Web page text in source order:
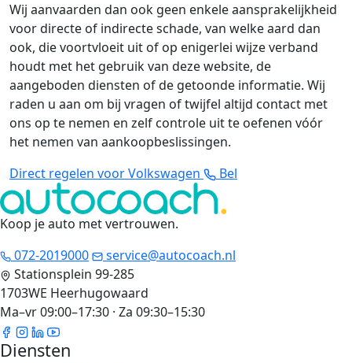
Wij aanvaarden dan ook geen enkele aansprakelijkheid
voor directe of indirecte schade, van welke aard dan
ook, die voortvloeit uit of op enigerlei wijze verband
houdt met het gebruik van deze website, de
aangeboden diensten of de getoonde informatie. Wij
raden u aan om bij vragen of twijfel altijd contact met
ons op te nemen en zelf controle uit te oefenen vóór
het nemen van aankoopbeslissingen.
Direct regelen voor Volkswagen
Bel
Koop je auto met vertrouwen.
072-2019000
service@autocoach.nl
Stationsplein 99-285
1703WE Heerhugowaard
Ma–vr 09:00–17:30 · Za 09:30–15:30
Diensten